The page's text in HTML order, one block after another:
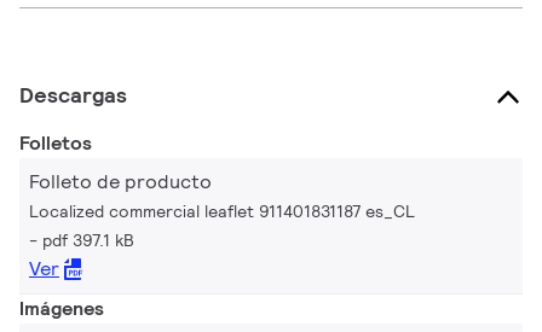
Descargas
Folletos
Folleto de producto
Localized commercial leaflet 911401831187 es_CL
pdf 397.1 kB
Ver
Imágenes